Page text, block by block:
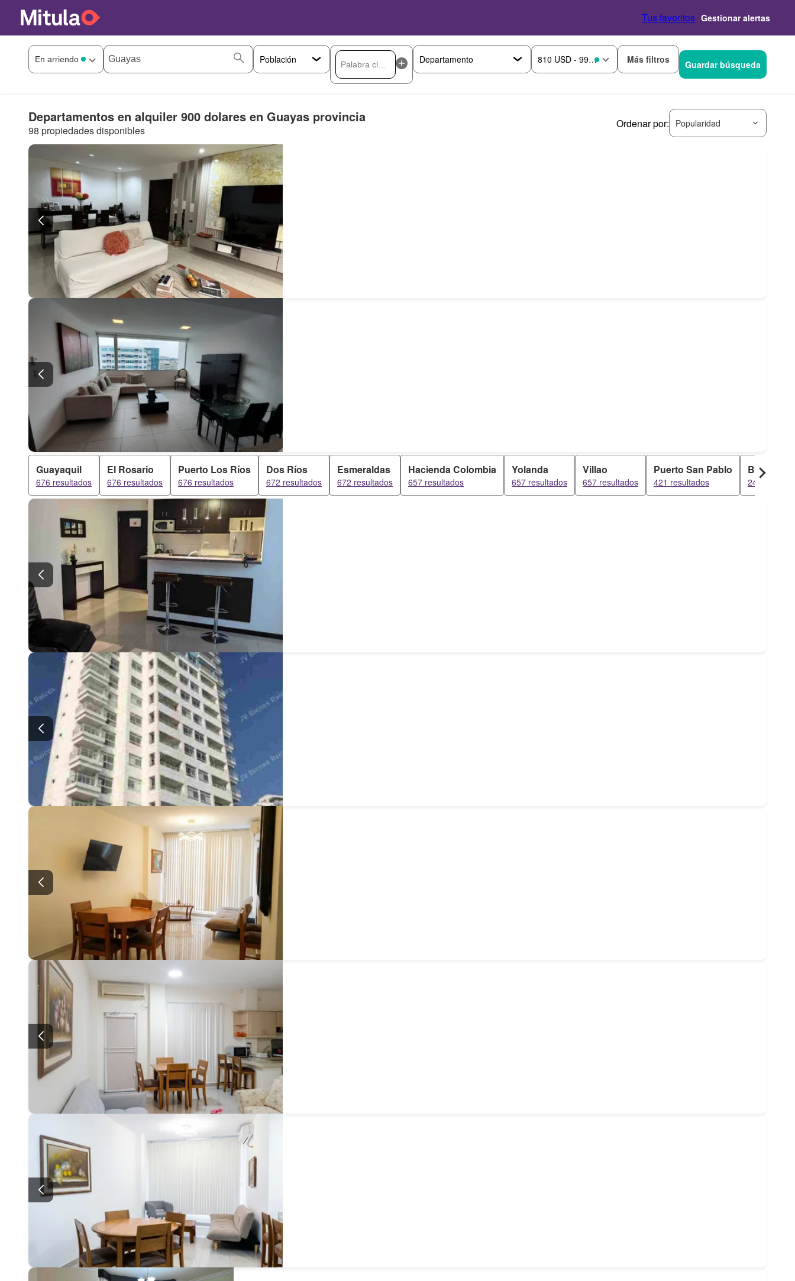
Tus favoritos Gestionar alertas
810 USD - 990 USD Más filtros Guardar búsqueda
Departamentos en alquiler 900 dolares en Guayas provincia
98 propiedades disponibles
Ordenar por: Popularidad
Guayaquil
676 resultados
El Rosario
676 resultados
Puerto Los Ríos
676 resultados
Dos Ríos
672 resultados
Esmeraldas
672 resultados
Hacienda Colombia
657 resultados
Yolanda
657 resultados
Villao
657 resultados
Puerto San Pablo
421 resultados
Barranco
245